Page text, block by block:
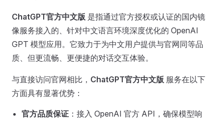
ChatGPT官方中文版 是指通过官方授权或认证的国内镜
像服务接入的、针对中文语言环境深度优化的 OpenAI
GPT 模型应用。它致力于为中文用户提供与官网同等品
质、但更流畅、更便捷的对话交互体验。
与直接访问官网相比， ChatGPT官方中文版 服务在以下
方面具有显著优势：
官方品质保证 ：接入 OpenAI 官方 API，确保模型响